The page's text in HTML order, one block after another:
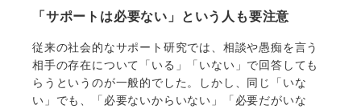
「サポートは必要ない」という人も要注意
従来の社会的なサポート研究では、相談や愚痴を言う
相手の存在について「いる」「いない」で回答しても
らうというのが一般的でした。しかし、同じ「いな
い」でも、「必要ないからいない」「必要だがいな